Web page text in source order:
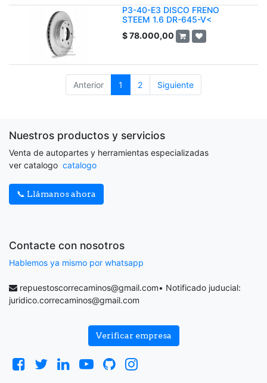
P3-40-E3 DISCO FRENO
STEEM 1.6 DR-645-V<
$78.000,00
Anterior 1 2 Siguiente
Nuestros productos y servicios
Venta de autopartes y herramientas especializadas
ver catalogo catalogo
📞 Llámanos ahora
Contacte con nosotros
Hablemos ya mismo por whatsapp
repuestoscorrecaminos@gmail.com• Notificado juducial:
juridico.correcaminos@gmail.com
Verificar empresa